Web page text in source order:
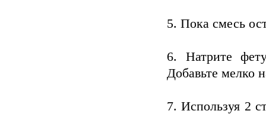
5. Пока смесь
6. Натрите
Добавьте мелко
7. Используя 2